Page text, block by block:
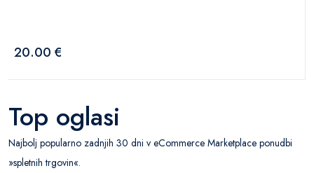
20.00 €
Top oglasi
Najbolj popularno zadnjih 30 dni v eCommerce Marketplace ponudbi
»spletnih trgovin«.